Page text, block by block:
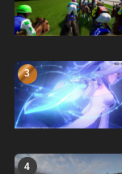
3
4